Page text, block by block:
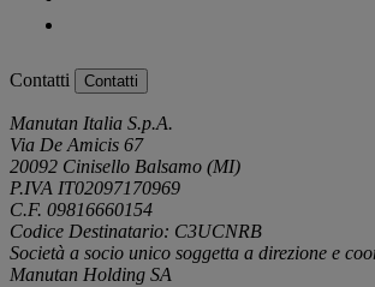
Contatti Contatti
Manutan Italia S.p.A.
Via De Amicis 67
20092 Cinisello Balsamo (MI)
P.IVA IT02097170969
C.F. 09816660154
Codice Destinatario: C3UCNRB
Società a socio unico soggetta a direzione e
Manutan Holding SA